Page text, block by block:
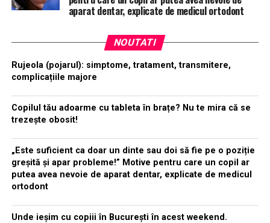
aparat dentar, explicate de medicul ortodont
NOUTATI
Rujeola (pojarul): simptome, tratament, transmitere,
complicațiile majore
Copilul tău adoarme cu tableta în brațe? Nu te mira că se
trezește obosit!
„Este suficient ca doar un dinte sau doi să fie pe o poziție
greșită și apar probleme!” Motive pentru care un copil ar
putea avea nevoie de aparat dentar, explicate de medicul
ortodont
Unde ieșim cu copiii în București în acest weekend.